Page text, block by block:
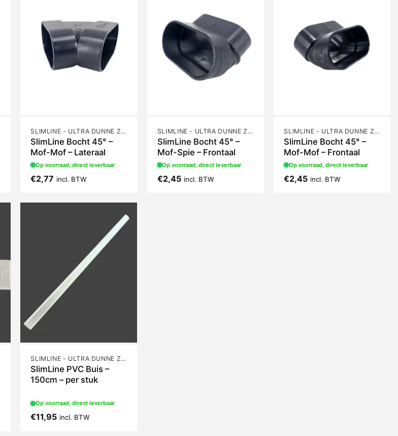
SLIMLINE - ULTRA DUNNE ZUIGBUIS
SlimLine Bocht 45° –
Mof-Mof – Lateraal
Op voorraad, direct leverbaar
€2,77 incl. BTW
SLIMLINE - ULTRA DUNNE ZUIGBUIS
SlimLine Bocht 45° –
Mof-Spie – Frontaal
Op voorraad, direct leverbaar
€2,45 incl. BTW
SLIMLINE - ULTRA DUNNE ZUIGBUIS
SlimLine Bocht 45° –
Mof-Mof – Frontaal
Op voorraad, direct leverbaar
€2,45 incl. BTW
SLIMLINE - ULTRA DUNNE ZUIGBUIS
SlimLine PVC Buis –
150cm – per stuk
Op voorraad, direct leverbaar
€11,95 incl. BTW